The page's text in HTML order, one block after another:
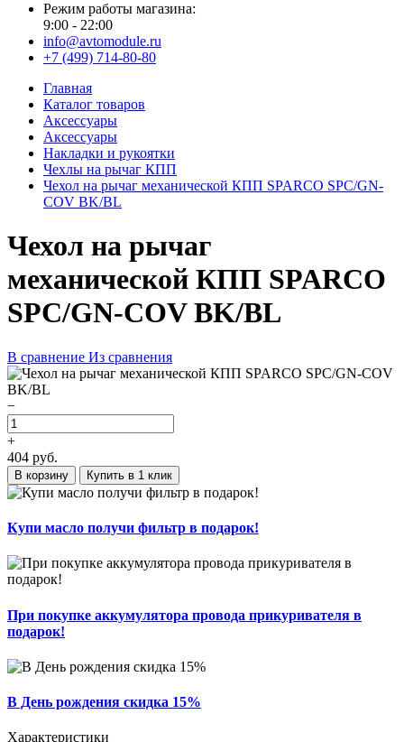
Режим работы магазина:
9:00 - 22:00
info@avtomodule.ru
+7 (499) 714-80-80
Главная
Каталог товаров
Аксессуары
Аксессуары
Накладки и рукоятки
Чехлы на рычаг КПП
Чехол на рычаг механической КПП SPARCO SPC/GN-
COV BK/BL
Чехол на рычаг
механической КПП SPARCO
SPC/GN-COV BK/BL
В сравнение Из сравнения
−
+
404 руб.
В корзину Купить в 1 клик
Купи масло получи фильтр в подарок!
При покупке аккумулятора провода прикуривателя в
подарок!
В День рождения скидка 15%
Характеристики